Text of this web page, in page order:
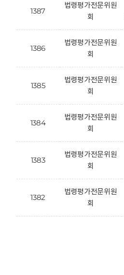
1387
법령평가전문위원
회
1386
법령평가전문위원
회
1385
법령평가전문위원
회
1384
법령평가전문위원
회
1383
법령평가전문위원
회
1382
법령평가전문위원
회